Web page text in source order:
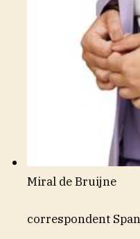
Miral de Bruijne
correspondent